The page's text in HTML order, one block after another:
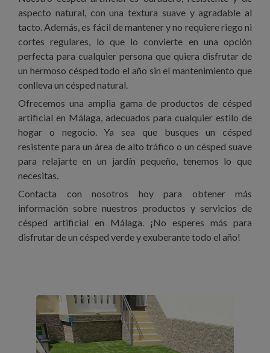
aspecto natural, con una textura suave y agradable al
tacto. Además, es fácil de mantener y no requiere riego ni
cortes regulares, lo que lo convierte en una opción
perfecta para cualquier persona que quiera disfrutar de
un hermoso césped todo el año sin el mantenimiento que
conlleva un césped natural.
Ofrecemos una amplia gama de productos de césped
artificial en Málaga, adecuados para cualquier estilo de
hogar o negocio. Ya sea que busques un césped
resistente para un área de alto tráfico o un césped suave
para relajarte en un jardín pequeño, tenemos lo que
necesitas.
Contacta con nosotros hoy para obtener más
información sobre nuestros productos y servicios de
césped artificial en Málaga. ¡No esperes más para
disfrutar de un césped verde y exuberante todo el año!